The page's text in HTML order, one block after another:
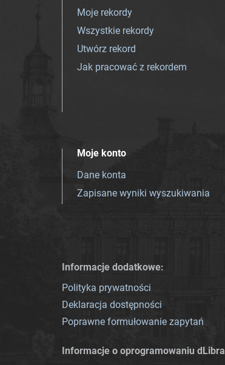
Moje rekordy
Wszystkie rekordy
Utwórz rekord
Jak pracować z rekordem
Moje konto
Dane konta
Zapisane wyniki wyszukiwania
Informacje dodatkowe:
Polityka prywatności
Deklaracja dostępności
Poprawne formułowanie zapytań
Informacje o oprogramowaniu dLibra